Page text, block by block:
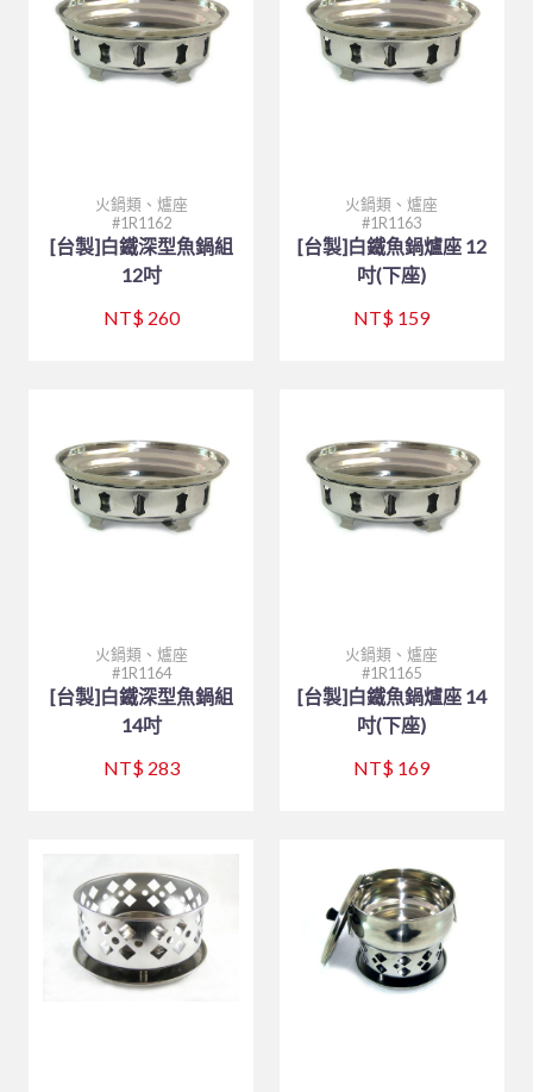
火鍋類、爐座
1R1162
[台製]白鐵深型魚鍋組
12吋
NT$ 260
火鍋類、爐座
1R1163
[台製]白鐵魚鍋爐座 12
吋(下座)
NT$ 159
火鍋類、爐座
1R1164
[台製]白鐵深型魚鍋組
14吋
NT$ 283
火鍋類、爐座
1R1165
[台製]白鐵魚鍋爐座 14
吋(下座)
NT$ 169